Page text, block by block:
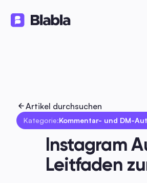
Artikel durchsuchen
Kategorie:Kommentar- und DM-
Instagram
Leitfaden